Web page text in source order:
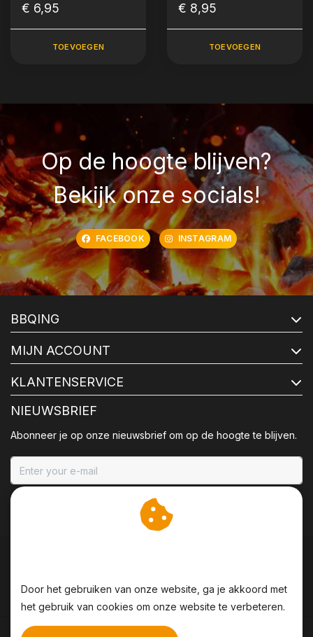
10 stuks (groot)
€ 6,95
TOEVOEGEN
32 stuks (mini)
€ 8,95
TOEVOEGEN
Op de hoogte blijven?
Bekijk onze socials!
FACEBOOK INSTAGRAM
BBQING
MIJN ACCOUNT
KLANTENSERVICE
NIEUWSBRIEF
Abonneer je op onze nieuwsbrief om op de hoogte te blijven.
Door het gebruiken van onze website, ga je akkoord met
het gebruik van cookies om onze website te verbeteren.